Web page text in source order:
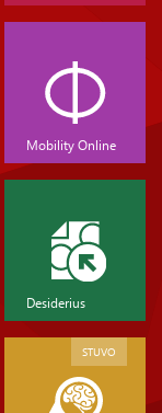
Mobility Online
Desiderius
STUVO